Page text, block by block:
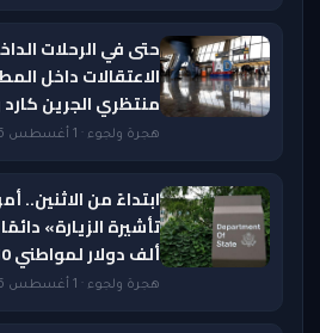
الاعتقالات داخل
منتظري الجرين كارد
هجرة ولجوء · 1 أغسطس 2026 — 12:51 PM
ابتداءً من الاثنين..
ألف دولار لمواطني 50 دولة
هجرة ولجوء · 1 أغسطس 2026 — 9:23 AM